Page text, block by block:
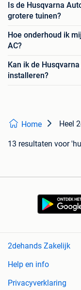
Is de Husqvarna
grotere tuinen?
Hoe onderhoud ik
AC?
Kan ik de
installeren?
Home Heel
13 resultaten voor
2dehands Zakelijk
Help en info
Privacyverklaring